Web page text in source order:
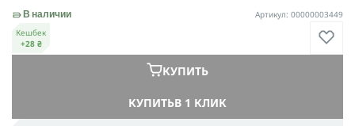
КУПИТЬВ 1 КЛИК
КУПИТЬ
В наличии
Артикул: 00000003449
Кешбек
+28 ₴